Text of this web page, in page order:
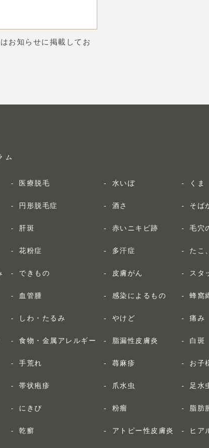
お知らせに掲載してお
ム
医療脱毛 水いぼ くま
円形脱毛症 酒さ そば
肝斑 赤いニキビ跡 毛穴
花粉症 多汗症 たこ
できもの 皮膚がん スタ
血管腫 感染によるもの 蜂窩
しわ・たるみ やけど 痛み
食物・金属アレルギー 脂漏性皮膚炎 白斑
手荒れ 蕁麻疹 お子
帯状疱疹 爪水虫 足水
にきび 粉瘤 脂肪
乾癬 アトピー性皮膚炎 ヒア